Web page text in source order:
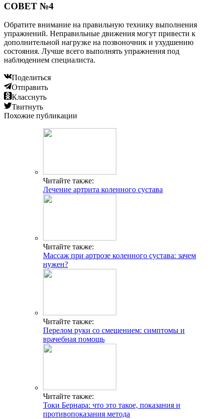
СОВЕТ №4
Обратите внимание на правильную технику выполнения
упражнений. Неправильные движения могут привести к
дополнительной нагрузке на позвоночник и ухудшению
состояния. Лучше всего выполнять упражнения под
наблюдением специалиста.
Поделиться
Отправить
Класснуть
Твитнуть
Похожие публикации
Читайте также:
Лечение артрита коленного сустава
Читайте также:
Массаж при артрозе коленного сустава: зачем
нужен?
Читайте также:
Перелом руки со смещением: симптомы и
врачебная помощь
Читайте также:
Токи Бернара: что это такое, показания и
противопоказания метода